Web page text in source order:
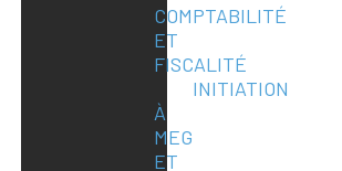
COMPTABILITÉ
ET
FISCALITÉ
INITIATION
À
MEG
ET